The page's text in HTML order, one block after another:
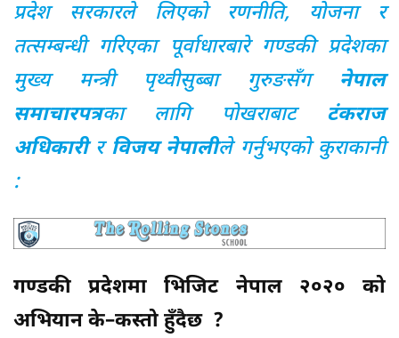
प्रदेश सरकारले लिएको रणनीति, योजना र
तत्सम्बन्धी गरिएका पूर्वाधारबारे गण्डकी प्रदेशका
मुख्य मन्त्री पृथ्वीसुब्बा गुरुङसँग नेपाल
समाचारपत्रका लागि पोखराबाट टंकराज
अधिकारीर विजय नेपालीले गर्नुभएको कुराकानी
:
गण्डकी प्रदेशमा भिजिट नेपाल २०२० को
अभियान के–कस्तो हुँदैछ ?